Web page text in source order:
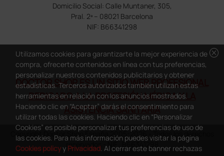
Domicilio Social: Calle Muntaner, 305,
Pral. 2ª – 08021 Barcelona
NIF: B66341298
DOCTOR SHOP ES UN SITIO WEB PROFESIONAL
DEDICADO A LA PROFESIÓN MÉDICA Y LA
ASISTENCIA SANITARIA
Copyright Doctor Shop España 2005-2026 - Todos los derechos
reservados - NIF.: B66341298
cancel
Utilizamos cookies para garantizarte la mejor experiencia de
compra, ofrecerte contenidos en línea con tus preferencias,
personalizar nuestros contenidos publicitarios y obtener
estadísticas. Terceros autorizados también utilizan estas
herramientas en relación con los anuncios mostrados.
Haciendo clic en “Aceptar” darás el consentimiento para
utilizar todas las cookies. Haciendo clic en “Personalizar
Cookies” es posible personalizar tus preferencias de uso de
las cookies. Para más información puedes visitar la página
Cookies policyy Privacidad. Al cerrar este banner rechazas